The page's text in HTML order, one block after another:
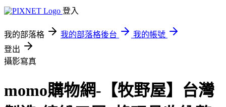
登入
我的部落格 我的部落格後台
我的帳號
登出
攝影寫真
momo購物網-【牧野屋】台灣